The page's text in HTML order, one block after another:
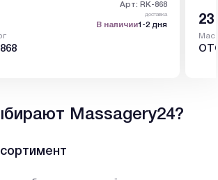
Арт: RK-868
доставка
В наличии1-2 дня
23
Massagery24?